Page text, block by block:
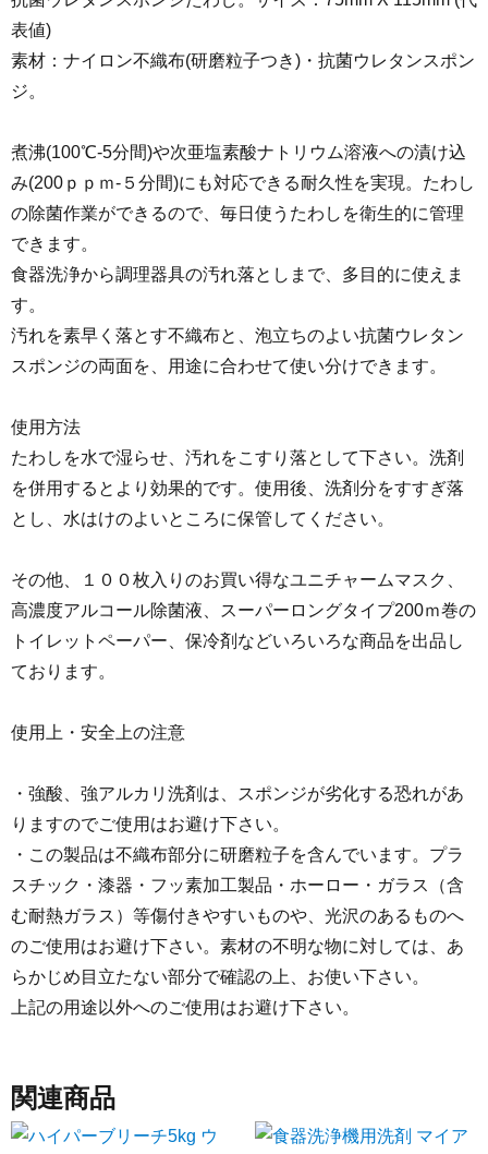
表値)
素材：ナイロン不織布(研磨粒子つき)・抗菌ウレタンスポン
ジ。
煮沸(100℃-5分間)や次亜塩素酸ナトリウム溶液への漬け込
み(200ｐｐｍ-５分間)にも対応できる耐久性を実現。たわし
の除菌作業ができるので、毎日使うたわしを衛生的に管理
できます。
食器洗浄から調理器具の汚れ落としまで、多目的に使えま
す。
汚れを素早く落とす不織布と、泡立ちのよい抗菌ウレタン
スポンジの両面を、用途に合わせて使い分けできます。
使用方法
たわしを水で湿らせ、汚れをこすり落として下さい。洗剤
を併用するとより効果的です。使用後、洗剤分をすすぎ落
とし、水はけのよいところに保管してください。
その他、１００枚入りのお買い得なユニチャームマスク、
高濃度アルコール除菌液、スーパーロングタイプ200ｍ巻の
トイレットペーパー、保冷剤などいろいろな商品を出品し
ております。
使用上・安全上の注意
・強酸、強アルカリ洗剤は、スポンジが劣化する恐れがあ
りますのでご使用はお避け下さい。
・この製品は不織布部分に研磨粒子を含んでいます。プラ
スチック・漆器・フッ素加工製品・ホーロー・ガラス（含
む耐熱ガラス）等傷付きやすいものや、光沢のあるものへ
のご使用はお避け下さい。素材の不明な物に対しては、あ
らかじめ目立たない部分で確認の上、お使い下さい。
上記の用途以外へのご使用はお避け下さい。
関連商品